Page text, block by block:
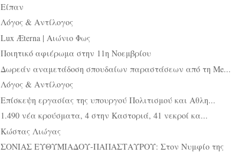
Είπαν
Λόγος & Αντίλογος
Lux Æterna | Αιώνιο Φως
Ποιητικό αφιέρωμα στην 11η Νοεμβρίου
Δωρεάν αναμετάδοση σπουδαίων παραστάσεων από τη Me...
Λόγος & Αντίλογος
Επίσκεψη εργασίας της υπουργού Πολιτισμού και Αθλη...
1.490 νέα κρούσματα, 4 στην Καστοριά, 41 νεκροί κα...
Κώστας Λιώγας
ΣΟΝΙΑΣ ΕΥΘΥΜΙΑΔΟΥ-ΠΑΠΑΣΤΑΥΡΟΥ: Στον Νυμφίο της